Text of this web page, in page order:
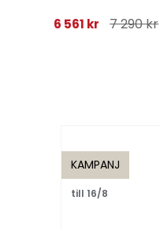
antracit/dark
keramik
6 561 kr 7 290 kr
KAMPANJ
till 16/8